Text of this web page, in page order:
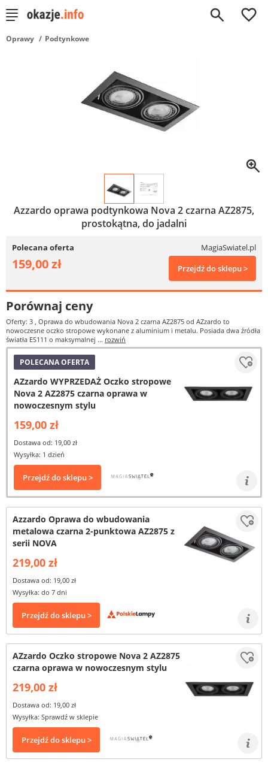
0
Oprawy Podtynkowe
Azzardo oprawa podtynkowa Nova 2 czarna AZ2875,
prostokątna, do jadalni
Polecana oferta MagiaSwiatel.pl
159,00 zł Przejdź do sklepu >
Porównaj ceny
Oferty: 3 , Oprawa do wbudowania Nova 2 czarna AZ2875 od AZzardo to
nowoczesne oczko stropowe wykonane z aluminium i metalu. Posiada dwa źródła
światła ES111 o maksymalnej ... rozwiń
POLECANA OFERTA
AZzardo WYPRZEDAŻ Oczko stropowe
Nova 2 AZ2875 czarna oprawa w
nowoczesnym stylu
159,00 zł
Dostawa od: 19,00 zł
Wysyłka: 1 dzień
Przejdź do sklepu >
Azzardo Oprawa do wbudowania
metalowa czarna 2-punktowa AZ2875 z
serii NOVA
219,00 zł
Dostawa od: 19,00 zł
Wysyłka: do 7 dni
Przejdź do sklepu >
AZzardo Oczko stropowe Nova 2 AZ2875
czarna oprawa w nowoczesnym stylu
219,00 zł
Dostawa od: 19,00 zł
Wysyłka: Sprawdź w sklepie
Przejdź do sklepu >